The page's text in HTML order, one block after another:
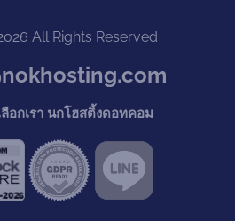
All Rights Reserved
อกเรา นกโฮสติ้งดอทคอม